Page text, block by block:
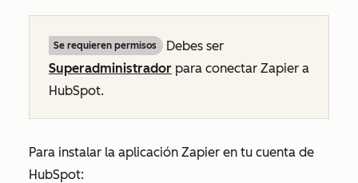
Se requieren permisos
Debes ser
Superadministrador para conectar Zapier a
HubSpot.
Para instalar la aplicación Zapier en tu cuenta de
HubSpot: